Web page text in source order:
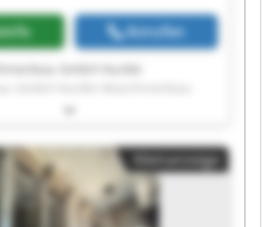
Anrufen
Maschinenbau GmbH Huckle
Maschinenbau GmbH Huckle
GmbH Huckle Maschinenbau
Maschinenbau GmbH Huckle
GmbH Huckle Maschinenbau
Maschinenbau GmbH Huckle
Kleinanzeige